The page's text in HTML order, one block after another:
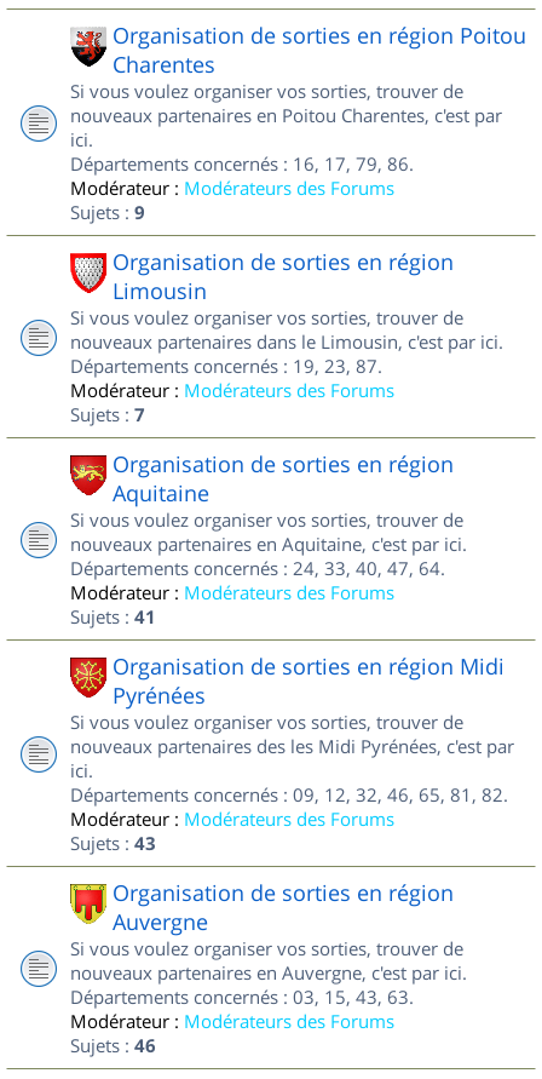
Organisation de sorties en région Poitou
Charentes
Si vous voulez organiser vos sorties, trouver de
nouveaux partenaires en Poitou Charentes, c'est par
ici.
Départements concernés : 16, 17, 79, 86.
Modérateur : Modérateurs des Forums
Sujets : 9
Organisation de sorties en région
Limousin
Si vous voulez organiser vos sorties, trouver de
nouveaux partenaires dans le Limousin, c'est par ici.
Départements concernés : 19, 23, 87.
Modérateur : Modérateurs des Forums
Sujets : 7
Organisation de sorties en région
Aquitaine
Si vous voulez organiser vos sorties, trouver de
nouveaux partenaires en Aquitaine, c'est par ici.
Départements concernés : 24, 33, 40, 47, 64.
Modérateur : Modérateurs des Forums
Sujets : 41
Organisation de sorties en région Midi
Pyrénées
Si vous voulez organiser vos sorties, trouver de
nouveaux partenaires des les Midi Pyrénées, c'est par
ici.
Départements concernés : 09, 12, 32, 46, 65, 81, 82.
Modérateur : Modérateurs des Forums
Sujets : 43
Organisation de sorties en région
Auvergne
Si vous voulez organiser vos sorties, trouver de
nouveaux partenaires en Auvergne, c'est par ici.
Départements concernés : 03, 15, 43, 63.
Modérateur : Modérateurs des Forums
Sujets : 46